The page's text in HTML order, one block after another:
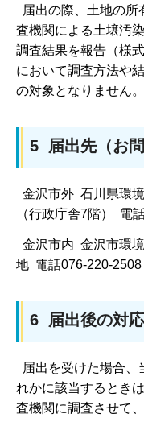
届出の際、土地の所
査機関による土壌汚
調査結果を報告（様
において調査方法や
の対象となりません。
5 届出先（お問
金沢市外 石川県環
（行政庁舎7階） 電
金沢市内 金沢市環
地 電話076-220-2508
6 届出後の対応
届出を受けた場合、
れかに該当するとき
査機関に調査させて